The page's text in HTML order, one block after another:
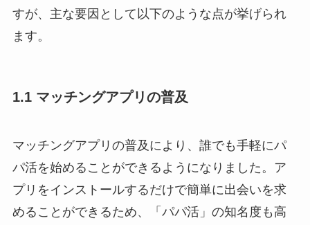
すが、主な要因として以下のような点が挙げられ
ます。
1.1 マッチングアプリの普及
マッチングアプリの普及により、誰でも手軽にパ
パ活を始めることができるようになりました。ア
プリをインストールするだけで簡単に出会いを求
めることができるため、「パパ活」の知名度も高